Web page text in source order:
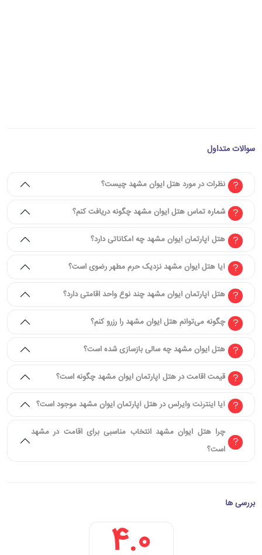
سوالات متداول
نظرات در مورد هتل ایوان مشهد چیست؟
شماره تماس هتل ایوان مشهد چگونه دریافت کنم؟
هتل آپارتمان ایوان مشهد چه امکاناتی دارد؟
آیا هتل ایوان مشهد نزدیک حرم مطهر رضوی است؟
هتل آپارتمان ایوان مشهد چند نوع واحد اقامتی دارد؟
چگونه می‌توانم هتل ایوان مشهد را رزرو کنم؟
هتل ایوان مشهد چه سالی بازسازی شده است؟
قیمت اقامت در هتل آپارتمان ایوان مشهد چگونه است؟
آیا اینترنت وایرلس در هتل آپارتمان ایوان مشهد موجود است؟
چرا هتل ایوان مشهد انتخاب مناسبی برای اقامت در مشهد
است؟
بررسی ها
4.0